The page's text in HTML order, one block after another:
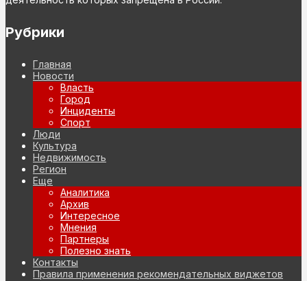
Рубрики
Главная
Новости
Власть
Город
Инциденты
Спорт
Люди
Культура
Недвижимость
Регион
Еще
Аналитика
Архив
Интересное
Мнения
Партнеры
Полезно знать
Контакты
Правила применения рекомендательных виджетов